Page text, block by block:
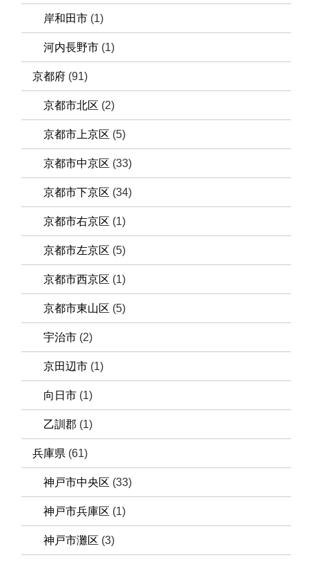
岸和田市 (1)
河内長野市 (1)
京都府 (91)
京都市北区 (2)
京都市上京区 (5)
京都市中京区 (33)
京都市下京区 (34)
京都市右京区 (1)
京都市左京区 (5)
京都市西京区 (1)
京都市東山区 (5)
宇治市 (2)
京田辺市 (1)
向日市 (1)
乙訓郡 (1)
兵庫県 (61)
神戸市中央区 (33)
神戸市兵庫区 (1)
神戸市灘区 (3)